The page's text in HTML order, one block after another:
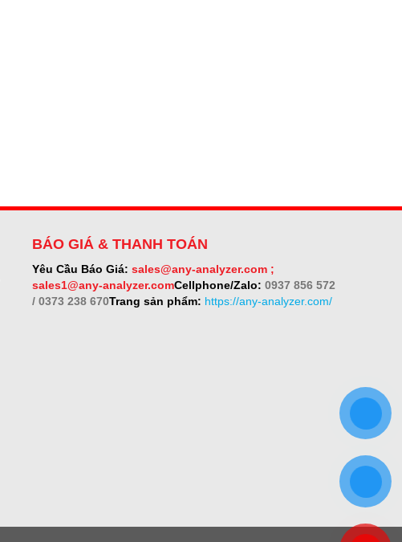
BÁO GIÁ & THANH TOÁN
Yêu Cầu Báo Giá: sales@any-analyzer.com ;
sales1@any-analyzer.comCellphone/Zalo: 0937 856 572
/ 0373 238 670Trang sản phẩm: https://any-analyzer.com/